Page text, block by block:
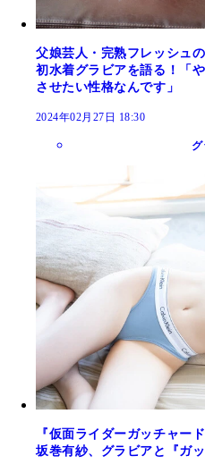
父娘芸人・完熟フレッシュ
初水着グラビアを語る！「
させたい性格なんです」
2024年02月27日 18:30
『仮面ライダーガッチャー
坂巻有紗、グラビアと『ガ